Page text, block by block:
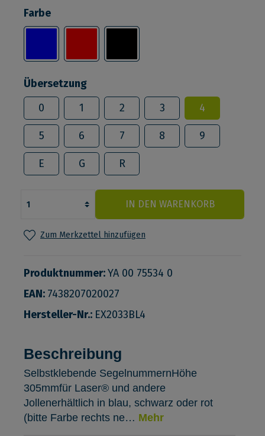
Farbe
Übersetzung
0
1 2 3 4
5 6 7 8 9
E G R
IN DEN WARENKORB
Zum Merkzettel hinzufügen
Produktnummer:YA 00 75534 0
EAN: 7438207020027
Hersteller-Nr.: EX2033BL4
Beschreibung
Selbstklebende SegelnummernHöhe
305mmfür Laser® und andere
Jollenerhältlich in blau, schwarz oder rot
(bitte Farbe rechts ne… Mehr